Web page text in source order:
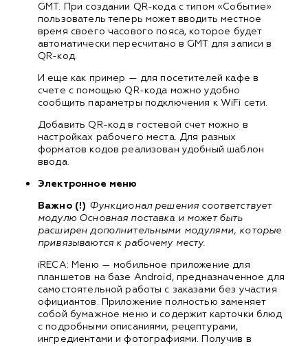
GMT. При создании QR-кода с типом «Событие»
пользователь теперь может вводить местное
время своего часового пояса, которое будет
автоматически пересчитано в GMT для записи в
QR-код.
И еще как пример — для посетителей кафе в
счете с помощью QR-кода можно удобно
сообщить параметры подключения к WiFi сети.
Добавить QR-код в гостевой счет можно в
настройках рабочего места. Для разных
форматов кодов реализован удобный шаблон
ввода.
Электронное меню
Важно (!) Функционал решения соответствует
модулю Основная поставка и может быть
расширен дополнительными модулями, которые
привязываются к рабочему месту.
iRECA: Меню — мобильное приложение для
планшетов на базе Android, предназначенное для
самостоятельной работы с заказами без участия
официантов. Приложение полностью заменяет
собой бумажное меню и содержит карточки блюд
с подробными описаниями, рецептурами,
ингредиентами и фотографиями. Получив в